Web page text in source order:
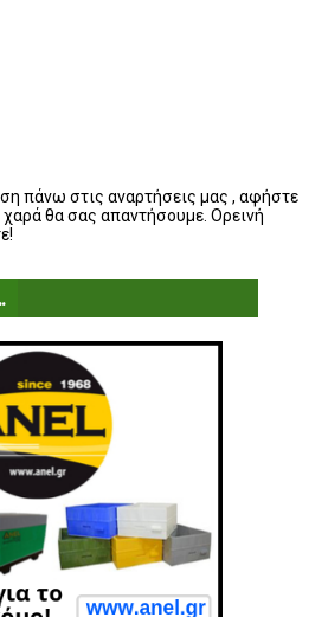
πάνω στις αναρτήσεις μας , αφήστε
χαρά θα σας απαντήσουμε. Ορεινή